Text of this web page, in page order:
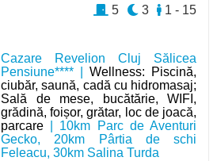
Cazare Revelion Cluj Sălicea
Pensiune**** |Wellness: Piscină,
ciubăr, saună, cadă cu hidromasaj;
Sală de mese, bucătărie, WIFI,
grădină, foișor, grătar, loc de joacă,
parcare | 10km Parc de Aventuri
Gecko, 20km Pârtia de schi
Feleacu, 30km Salina Turda
1 - 15
3
5